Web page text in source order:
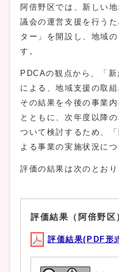
阿倍野区では、新しい
議会の運営支援を行う
ター」を開設し、地域
す。
PDCAの観点から、「
による、地域支援の取
その結果を今後の事業
とともに、次年度以降
ついて検討するため、
よる事業の実施状況に
評価の結果は次のとおり
評価結果（阿倍野区
評価結果(PDF形